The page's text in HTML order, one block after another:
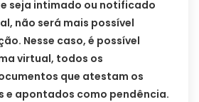
seja intimado ou notificado
não será mais possível
Nesse caso, é possível
virtual, todos os
que atestam os
e apontados como pendência.